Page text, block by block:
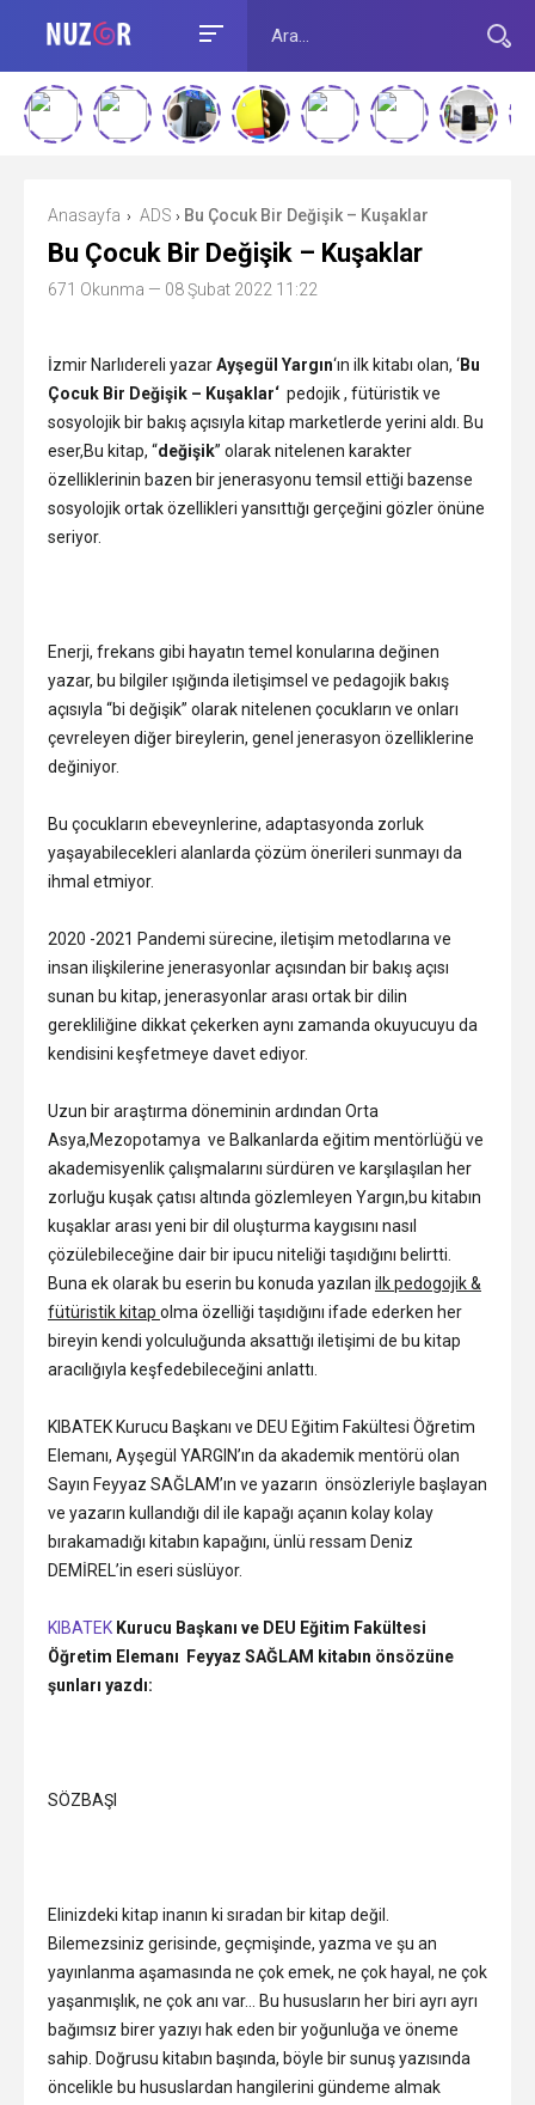
Anasayfa › ADS › Bu Çocuk Bir Değişik – Kuşaklar
Bu Çocuk Bir Değişik – Kuşaklar
671 Okunma — 08 Şubat 2022 11:22
İzmir Narlıdereli yazarAyşegül Yargın‘ın ilk kitabı olan, ‘Bu
Çocuk Bir Değişik – Kuşaklar‘ pedojik , fütüristik ve
sosyolojik bir bakış açısıyla kitap marketlerde yerini aldı. Bu
eser,Bu kitap, “değişik” olarak nitelenen karakter
özelliklerinin bazen bir jenerasyonu temsil ettiği bazense
sosyolojik ortak özellikleri yansıttığı gerçeğini gözler önüne
seriyor.
Enerji, frekans gibi hayatın temel konularına değinen
yazar, bu bilgiler ışığında iletişimsel ve pedagojik bakış
açısıyla “bi değişik” olarak nitelenen çocukların ve onları
çevreleyen diğer bireylerin, genel jenerasyon özelliklerine
değiniyor.
Bu çocukların ebeveynlerine, adaptasyonda zorluk
yaşayabilecekleri alanlarda çözüm önerileri sunmayı da
ihmal etmiyor.
2020 -2021 Pandemi sürecine, iletişim metodlarına ve
insan ilişkilerine jenerasyonlar açısından bir bakış açısı
sunan bu kitap, jenerasyonlar arası ortak bir dilin
gerekliliğine dikkat çekerken aynı zamanda okuyucuyu da
kendisini keşfetmeye davet ediyor.
Uzun bir araştırma döneminin ardından Orta
Asya,Mezopotamya ve Balkanlarda eğitim mentörlüğü ve
akademisyenlik çalışmalarını sürdüren ve karşılaşılan her
zorluğu kuşak çatısı altında gözlemleyen Yargın,bu kitabın
kuşaklar arası yeni bir dil oluşturma kaygısını nasıl
çözülebileceğine dair bir ipucu niteliği taşıdığını belirtti.
Buna ek olarak bu eserin bu konuda yazılan ilk pedogojik &
fütüristik kitap olma özelliği taşıdığını ifade ederken her
bireyin kendi yolculuğunda aksattığı iletişimi de bu kitap
aracılığıyla keşfedebileceğini anlattı.
KIBATEK Kurucu Başkanı ve DEU Eğitim Fakültesi Öğretim
Elemanı, Ayşegül YARGIN’ın da akademik mentörü olan
Sayın Feyyaz SAĞLAM’ın ve yazarın önsözleriyle başlayan
ve yazarın kullandığı dil ile kapağı açanın kolay kolay
bırakamadığı kitabın kapağını, ünlü ressam Deniz
DEMİREL’in eseri süslüyor.
KIBATEK Kurucu Başkanı ve DEU Eğitim Fakültesi
Öğretim Elemanı Feyyaz SAĞLAM kitabın önsözüne
şunları yazdı:
SÖZBAŞI
Elinizdeki kitap inanın ki sıradan bir kitap değil.
Bilemezsiniz gerisinde, geçmişinde, yazma ve şu an
yayınlanma aşamasında ne çok emek, ne çok hayal, ne çok
yaşanmışlık, ne çok anı var… Bu hususların her biri ayrı ayrı
bağımsız birer yazıyı hak eden bir yoğunluğa ve öneme
sahip. Doğrusu kitabın başında, böyle bir sunuş yazısında
öncelikle bu hususlardan hangilerini gündeme almak